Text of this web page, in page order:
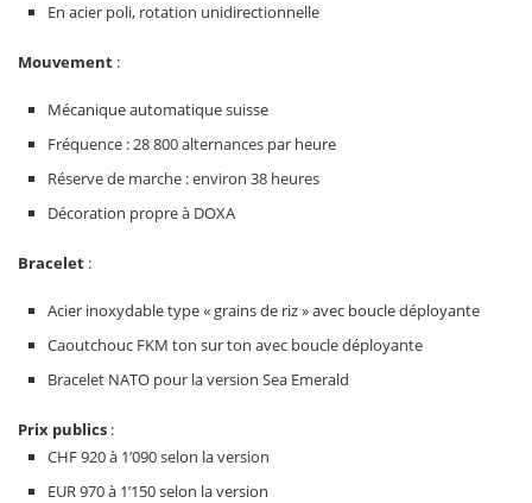
En acier poli, rotation unidirectionnelle
Mouvement :
Mécanique automatique suisse
Fréquence : 28 800 alternances par heure
Réserve de marche : environ 38 heures
Décoration propre à DOXA
Bracelet :
Acier inoxydable type « grains de riz » avec boucle déployante
Caoutchouc FKM ton sur ton avec boucle déployante
Bracelet NATO pour la version Sea Emerald
Prix publics :
CHF 920 à 1’090 selon la version
EUR 970 à 1’150 selon la version